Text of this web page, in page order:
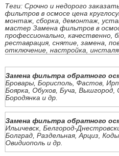
Теги: Срочно и недорого
фильтров в осмосе цена
монтаж, сборка, демонтаж,
мастер Замена фильтров в
профессионально, качественно,
реставрация, снятие, замена,
отключение, настройка,
Замена фильтра обратного
Бровары, Борисполь, Фастов,
Боярка, Обухов, Буча, Вышгород,
Бородянка и др.
Замена фильтра обратного
Ильичевск, Белгород-
Болград, Раздельная, Арциз,
Овидиополь и др.